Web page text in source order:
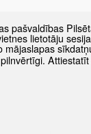
pašvaldības
lietotāju